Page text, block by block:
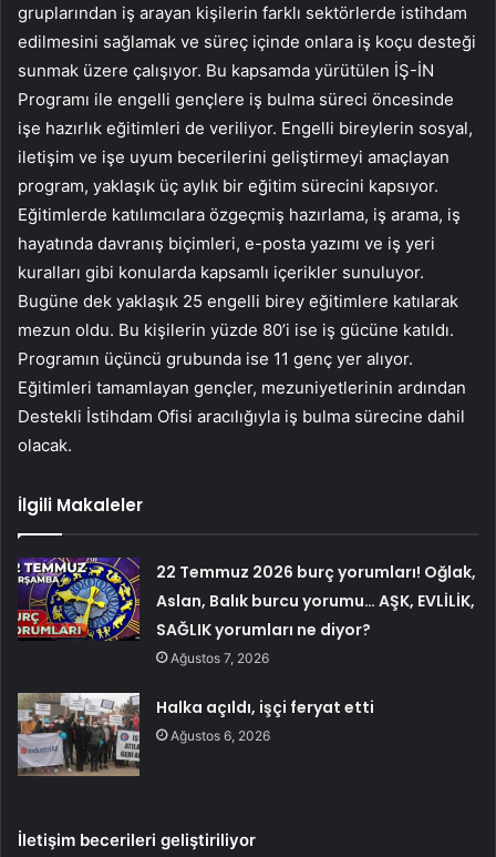
gruplarından iş arayan kişilerin farklı sektörlerde istihdam
edilmesini sağlamak ve süreç içinde onlara iş koçu desteği
sunmak üzere çalışıyor. Bu kapsamda yürütülen İŞ-İN
Programı ile engelli gençlere iş bulma süreci öncesinde
işe hazırlık eğitimleri de veriliyor. Engelli bireylerin sosyal,
iletişim ve işe uyum becerilerini geliştirmeyi amaçlayan
program, yaklaşık üç aylık bir eğitim sürecini kapsıyor.
Eğitimlerde katılımcılara özgeçmiş hazırlama, iş arama, iş
hayatında davranış biçimleri, e-posta yazımı ve iş yeri
kuralları gibi konularda kapsamlı içerikler sunuluyor.
Bugüne dek yaklaşık 25 engelli birey eğitimlere katılarak
mezun oldu. Bu kişilerin yüzde 80’i ise iş gücüne katıldı.
Programın üçüncü grubunda ise 11 genç yer alıyor.
Eğitimleri tamamlayan gençler, mezuniyetlerinin ardından
Destekli İstihdam Ofisi aracılığıyla iş bulma sürecine dahil
olacak.
İlgili Makaleler
22 Temmuz 2026 burç yorumları! Oğlak,
Aslan, Balık burcu yorumu… AŞK, EVLİLİK,
SAĞLIK yorumları ne diyor?
Ağustos 7, 2026
Halka açıldı, işçi feryat etti
Ağustos 6, 2026
İletişim becerileri geliştiriliyor